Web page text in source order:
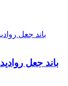
باند جعل